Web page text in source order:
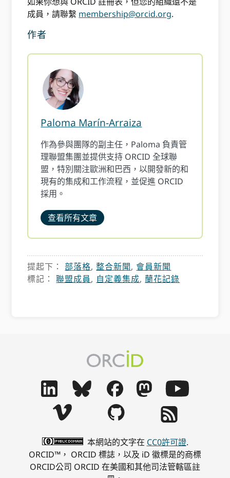
成員，請聯繫 membership@orcid.org.
作者
Paloma Marín-Arraiza
作為參與團隊的副主任，Paloma 負責管
理聯盟集團並提供支持 ORCID 全球聯
盟，特別關注歐洲和巴西，以開發新的和
現有的集成和工作流程，並促進 ORCID
採用。
查看所有文章
提起下：部落格,整合新聞,會員新聞
標記：聯盟成員, 自定義集成, 蘭花記錄
本網站的文字在 CC0許可證.
ORCID™， ORCID 標誌，以及 iD 徽標是的商標
ORCID公司 ORCID 在美國和其他司法管轄區註